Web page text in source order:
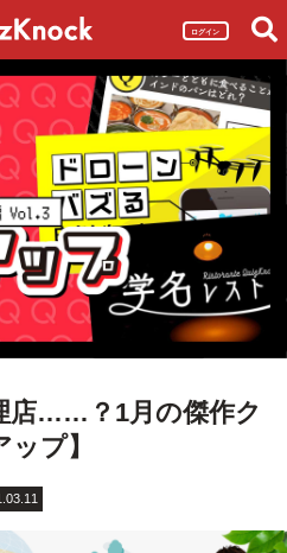
ログイン
店……？1月の傑作ク
プ】